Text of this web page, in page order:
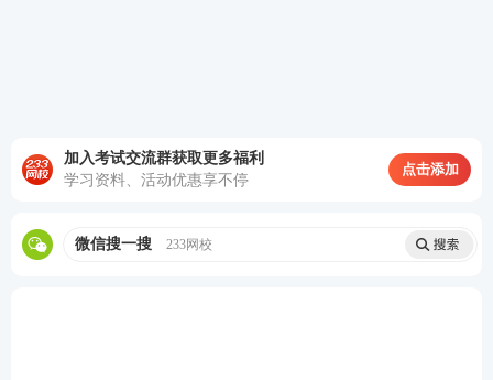
加入考试交流群获取更多福利
学习资料、活动优惠享不停
点击添加
微信搜一搜 233网校